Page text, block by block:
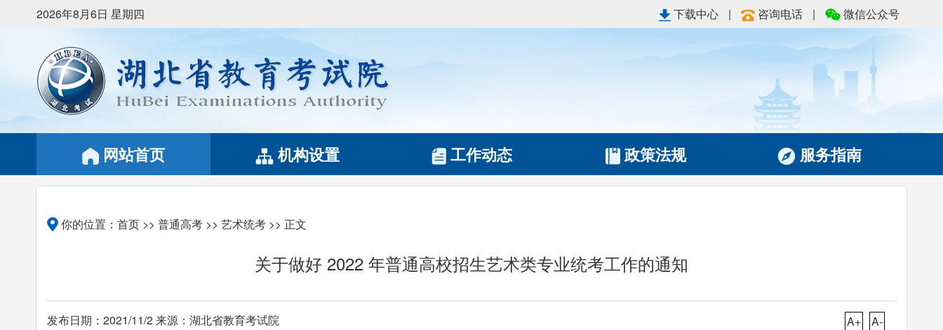
2026年8月6日 星期四 下载中心 | 咨询电话 | 微信公众号
网站首页 机构设置 工作动态 政策法规 服务指南
你的位置： 首页 >> 普通高考 >> 艺术统考 >> 正文
关于做好 2022 年普通高校招生艺术类专业统考工作的通知
发布日期：2021/11/2 来源：湖北省教育考试院 A+ A-